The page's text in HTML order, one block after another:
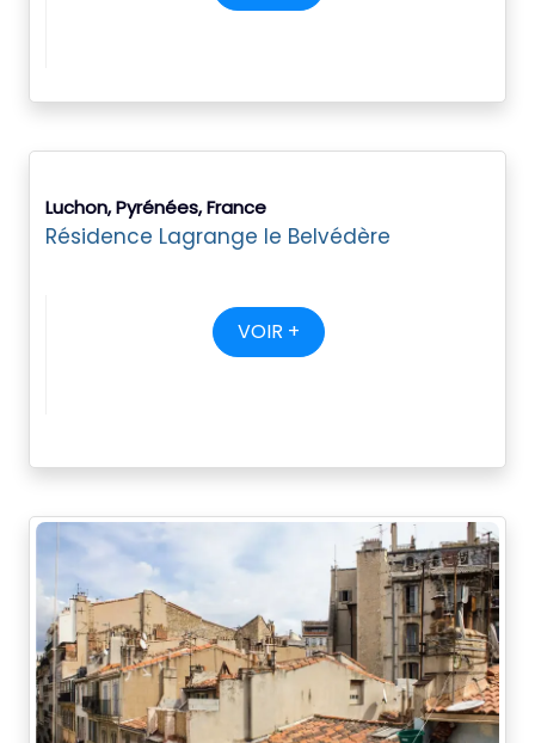
Luchon, Pyrénées, France
Résidence Lagrange le Belvédère
VOIR +